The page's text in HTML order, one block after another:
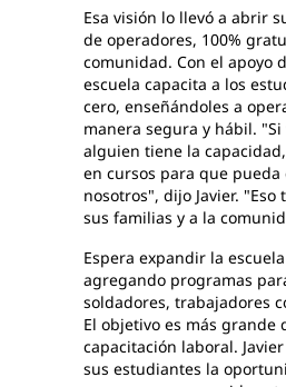
Esa visión lo llevó a abrir
de operadores, 100%
comunidad. Con el apoyo
escuela capacita a los
cero, enseñándoles a
manera segura y hábil. "Si
alguien tiene la
en cursos para que pueda
nosotros", dijo Javier. "Eso
sus familias y a la
Espera expandir la
agregando programas
soldadores, trabajadores
El objetivo es más grande
capacitación laboral.
sus estudiantes la